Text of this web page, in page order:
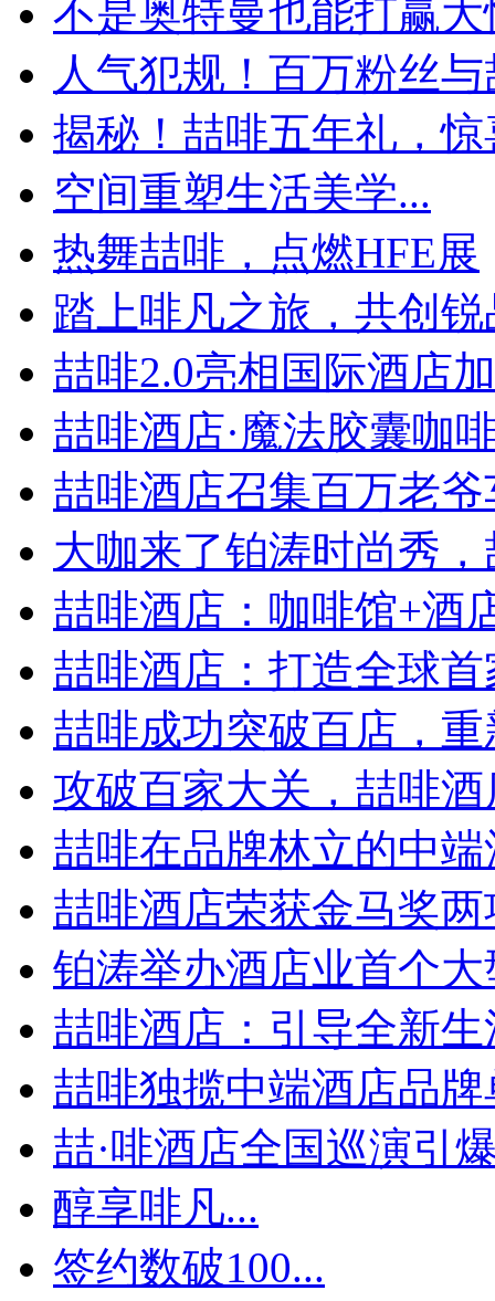
不是奥特曼也能打赢
人气犯规！百万粉丝
揭秘！喆啡五年礼，惊
空间重塑生活美学...
热舞喆啡，点燃HFE展
踏上啡凡之旅，共创
喆啡2.0亮相国际酒店
喆啡酒店·魔法胶囊咖
喆啡酒店召集百万老
大咖来了铂涛时尚秀
喆啡酒店：咖啡馆+酒
喆啡酒店：打造全球首
喆啡成功突破百店，重
攻破百家大关，喆啡酒
喆啡在品牌林立的中
喆啡酒店荣获金马奖
铂涛举办酒店业首个大
喆啡酒店：引导全新生
喆啡独揽中端酒店品牌
喆·啡酒店全国巡演引
醇享啡凡...
签约数破100...